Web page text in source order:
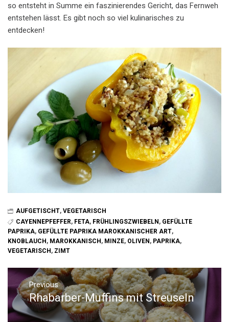
so entsteht in Summe ein faszinierendes Gericht, das Fernweh
entstehen lässt. Es gibt noch so viel kulinarisches zu
entdecken!
AUFGETISCHT, VEGETARISCH
CAYENNEPFEFFER, FETA, FRÜHLINGSZWIEBELN, GEFÜLLTE
PAPRIKA, GEFÜLLTE PAPRIKA MAROKKANISCHER ART,
KNOBLAUCH , MAROKKANISCH , MINZE, OLIVEN , PAPRIKA,
VEGETARISCH , ZIMT
Beitrags-
Navigation
Previous
Previous
post:
Rhabarber-Muffins mit Streuseln